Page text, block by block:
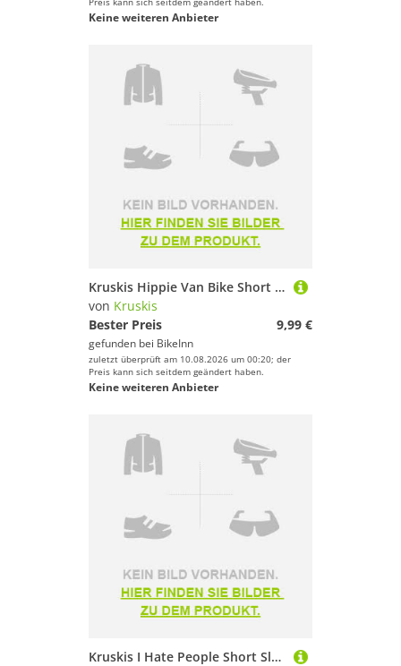
Keine weiteren Anbieter
Kruskis Hippie Van Bike Short Sleeve T-shirt Schwarz L Frau
von Kruskis
Bester Preis
9,99 €
gefunden bei BikeInn
zuletzt überprüft am 10.08.2026 um 00:20; der
Preis kann sich seitdem geändert haben.
Keine weiteren Anbieter
Kruskis I Hate People Short Sleeve T-shirt Schwarz S Frau